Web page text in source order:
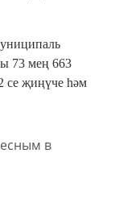
73 мең 663
се җиңүче һәм
в